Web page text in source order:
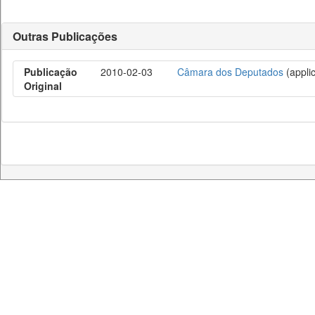
Outras Publicações
Publicação
Original
2010-02-03 Câmara dos Deputados